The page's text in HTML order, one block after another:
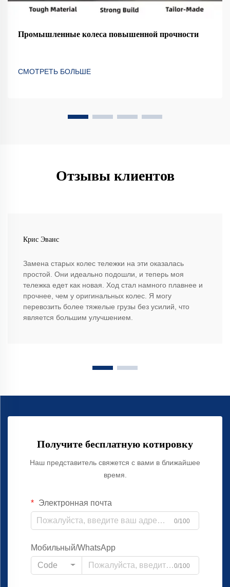
Промышленные колеса повышенной прочности
СМОТРЕТЬ БОЛЬШЕ
Отзывы клиентов
Крис Эванс
Замена старых колес тележки на эти оказалась
простой. Они идеально подошли, и теперь моя
тележка едет как новая. Ход стал намного плавнее и
прочнее, чем у оригинальных колес. Я могу
перевозить более тяжелые грузы без усилий, что
является большим улучшением.
Получите бесплатную котировку
Наш представитель свяжется с вами в ближайшее
время.
Электронная почта
0/100
Мобильный/WhatsApp
Code
0/100